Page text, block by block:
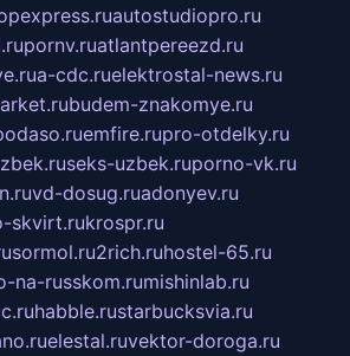
autostudiopro.ru
pornv.ruatlantpereezd.ru
a-cdc.ruelektrostal-news.ru
budem-znakomye.ru
emfire.rupro-otdelky.ru
seks-uzbek.ruporno-vk.ru
vd-dosug.ruadonyev.ru
skvirt.rukrospr.ru
sormol.ru2rich.ruhostel-65.ru
na-russkom.rumishinlab.ru
habble.rustarbucksvia.ru
elestal.ruvektor-doroga.ru